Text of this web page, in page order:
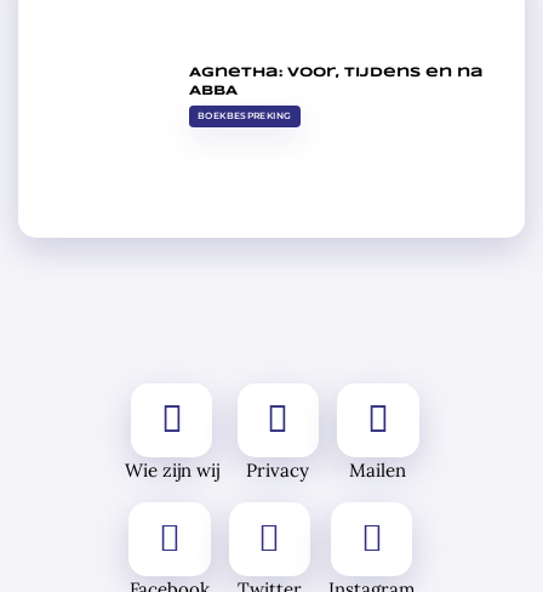
Agnetha: voor, tijdens en na
ABBA
BOEKBESPREKING
Wie zijn wij Privacy Mailen